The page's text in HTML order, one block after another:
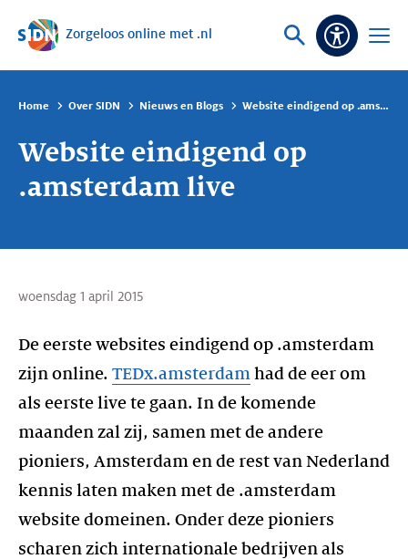
Sla navigatie over
Zorgeloos online met .nl
Vraag
Open
Home Over SIDN Nieuws en Blogs Website eindigend op .amsterdam live
Website eindigend op
.amsterdam live
woensdag 1 april 2015
De eerste websites eindigend op .amsterdam
zijn online. TEDx.amsterdam had de eer om
als eerste live te gaan. In de komende
maanden zal zij, samen met de andere
pioniers, Amsterdam en de rest van Nederland
kennis laten maken met de .amsterdam
website domeinen. Onder deze pioniers
scharen zich internationale bedrijven als